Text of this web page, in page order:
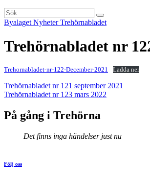
Byalaget NyheterTrehörnabladet
Trehörnabladet nr
Trehornabladet-nr-122-December-2021 Ladda ner
Inläggsnavigering
Trehörnabladet nr 121 september 2021
Trehörnabladet nr 123 mars 2022
På gång i Trehörna
Det finns inga händelser just nu
Följ oss